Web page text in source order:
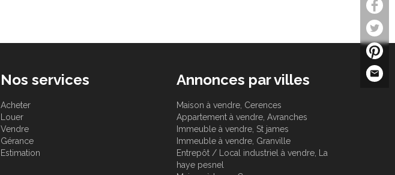
Nos services
Acheter
Louer
Vendre
Gérance
Estimation
Annonces par villes
Maison à vendre, Cerences
Appartement à vendre, Avranches
Immeuble à vendre, St james
Immeuble à vendre, Granville
Entrepôt / Local industriel à vendre, La
haye pesnel